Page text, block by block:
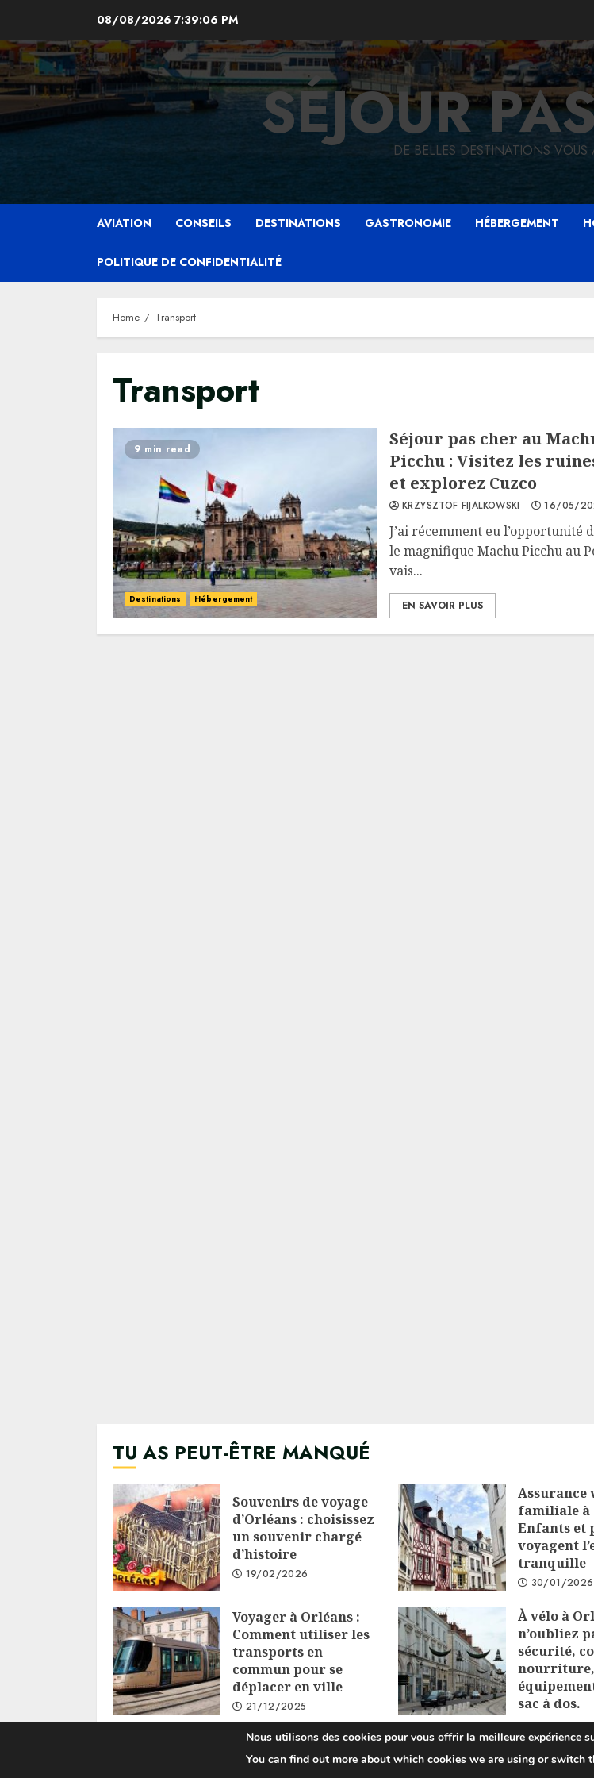
content
08/08/2026 7:39:07 PM
SÉJOUR
DE BELLES DESTINATIONS
AVIATION CONSEILS DESTINATIONS GASTRONOMIE HÉBERGEMENT
POLITIQUE DE CONFIDENTIALITÉ
Home Transport
Transport
9 min read
Destinations Hébergement
Séjour pas cher au
Picchu : Visitez les
et explorez Cuzco
KRZYSZTOF FIJALKOWSKI 16/05/
J’ai récemment eu l’opportunité
le magnifique Machu Picchu au
vais...
EN SAVOIR PLUS
TU AS PEUT-ÊTRE MANQUÉ
Souvenirs de voyage
d’Orléans : choisissez
un souvenir chargé
d’histoire
19/02/2026
Assurance
familiale à
Enfants et
voyagent
tranquille
30/01/2026
Voyager à Orléans :
Comment utiliser les
transports en
commun pour se
déplacer en ville
21/12/2025
À vélo à
n’oubliez
sécurité,
nourriture,
sac à dos.
01/12/2025
Copyright © 2025 All rights reserved.|
Nous utilisons des cookies pour vous offrir la meilleure expérience
You can find out more about which cookies we are using or switch